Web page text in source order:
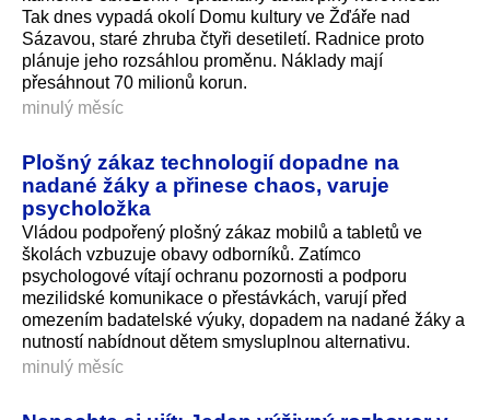
Tak dnes vypadá okolí Domu kultury ve Žďáře nad
Sázavou, staré zhruba čtyři desetiletí. Radnice proto
plánuje jeho rozsáhlou proměnu. Náklady mají
přesáhnout 70 milionů korun.
minulý měsíc
Plošný zákaz technologií dopadne na
nadané žáky a přinese chaos, varuje
psycholožka
Vládou podpořený plošný zákaz mobilů a tabletů ve
školách vzbuzuje obavy odborníků. Zatímco
psychologové vítají ochranu pozornosti a podporu
mezilidské komunikace o přestávkách, varují před
omezením badatelské výuky, dopadem na nadané žáky a
nutností nabídnout dětem smysluplnou alternativu.
minulý měsíc